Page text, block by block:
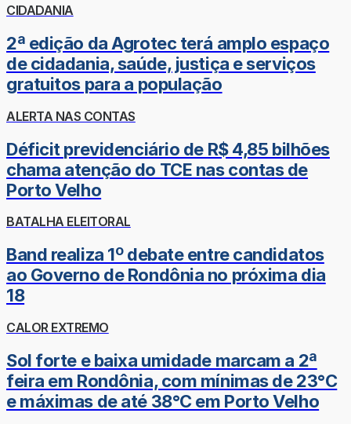
CIDADANIA
2ª edição da Agrotec terá amplo espaço
de cidadania, saúde, justiça e serviços
gratuitos para a população
ALERTA NAS CONTAS
Déficit previdenciário de R$ 4,85 bilhões
chama atenção do TCE nas contas de
Porto Velho
BATALHA ELEITORAL
Band realiza 1º debate entre candidatos
ao Governo de Rondônia no próxima dia
18
CALOR EXTREMO
Sol forte e baixa umidade marcam a 2ª
feira em Rondônia, com mínimas de 23°C
e máximas de até 38°C em Porto Velho